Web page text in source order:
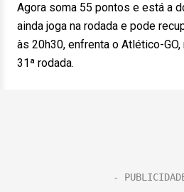
Agora soma 55 pontos e está a
ainda joga na rodada e pode
às 20h30, enfrenta o Atlético-
31ª rodada.